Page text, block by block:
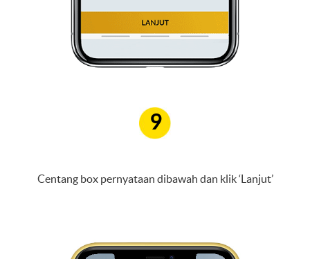
9
Centang box pernyataan dibawah dan klik ‘Lanjut’